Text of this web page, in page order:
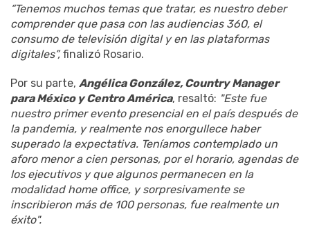
“Tenemos muchos temas que tratar, es nuestro deber
comprender que pasa con las audiencias 360, el
consumo de televisión digital y en las plataformas
digitales”, finalizó Rosario.
Por su parte, Angélica González, Country Manager
para México y Centro América, resaltó: "Este fue
nuestro primer evento presencial en el país después de
la pandemia, y realmente nos enorgullece haber
superado la expectativa. Teníamos contemplado un
aforo menor a cien personas, por el horario, agendas de
los ejecutivos y que algunos permanecen en la
modalidad home office, y sorpresivamente se
inscribieron más de 100 personas, fue realmente un
éxito".